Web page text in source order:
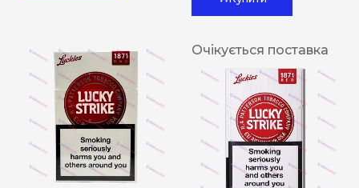
Очікується поставка